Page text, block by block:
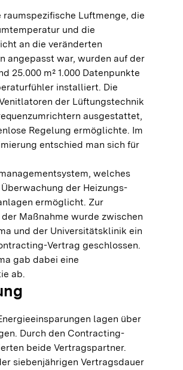
raumspezifische Luftmenge, die
und die
an die veränderten
angepasst war, wurden auf der
25.000 m² 1.000 Datenpunkte
installiert. Die
der Lüftungstechnik
ausgestattet,
Regelung ermöglichte. Im
entschied man sich für
welches
der Heizungs-
ermöglicht. Zur
Maßnahme wurde zwischen
und der Universitätsklinik ein
Vertrag geschlossen.
gab dabei eine
ab.
lagen über
Durch den Contracting-
beide Vertragspartner.
siebenjährigen Vertragsdauer